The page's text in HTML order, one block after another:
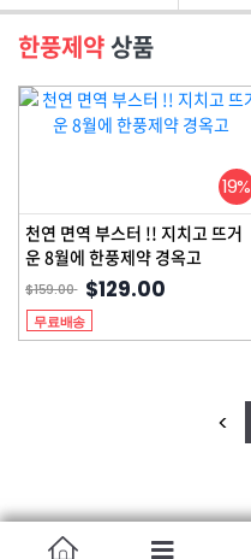
한풍제약상품
19%
천연 면역 부스터 !! 지치고 뜨거
운 8월에 한풍제약 경옥고
$159.00 $129.00
무료배송
<